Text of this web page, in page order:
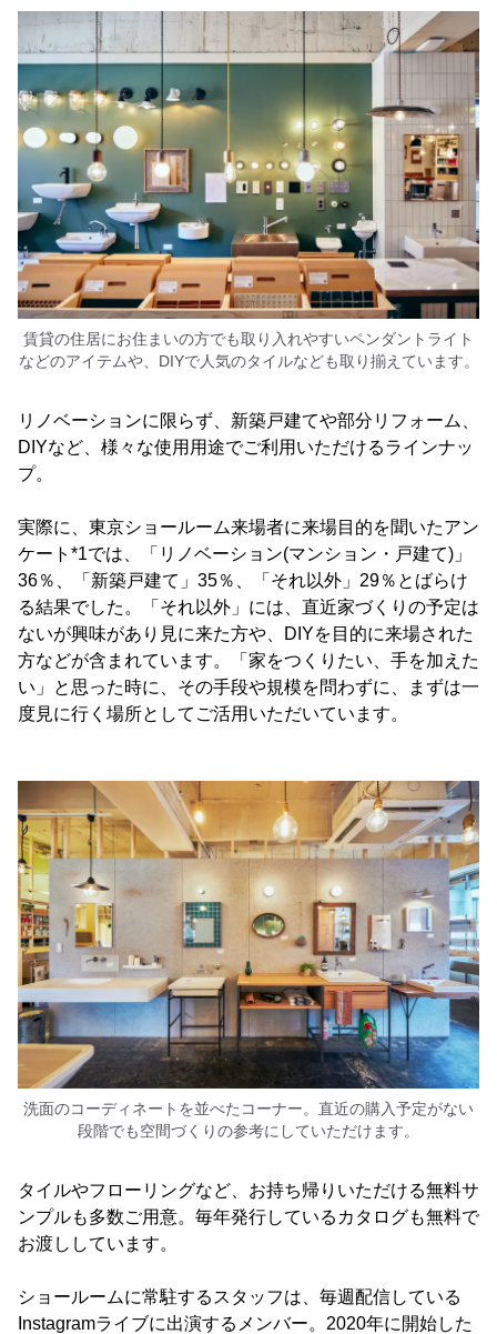
賃貸の住居にお住まいの方でも取り入れやすいペンダントライト
などのアイテムや、DIYで人気のタイルなども取り揃えています。
リノベーションに限らず、新築戸建てや部分リフォーム、
DIYなど、様々な使用用途でご利用いただけるラインナッ
プ。
実際に、東京ショールーム来場者に来場目的を聞いたアン
ケート*1では、「リノベーション(マンション・戸建て)」
36％、「新築戸建て」35％、「それ以外」29％とばらけ
る結果でした。「それ以外」には、直近家づくりの予定は
ないが興味があり見に来た方や、DIYを目的に来場された
方などが含まれています。「家をつくりたい、手を加えた
い」と思った時に、その手段や規模を問わずに、まずは一
度見に行く場所としてご活用いただいています。
洗面のコーディネートを並べたコーナー。直近の購入予定がない
段階でも空間づくりの参考にしていただけます。
タイルやフローリングなど、お持ち帰りいただける無料サ
ンプルも多数ご用意。毎年発行しているカタログも無料で
お渡ししています。
ショールームに常駐するスタッフは、毎週配信している
Instagramライブに出演するメンバー。2020年に開始した